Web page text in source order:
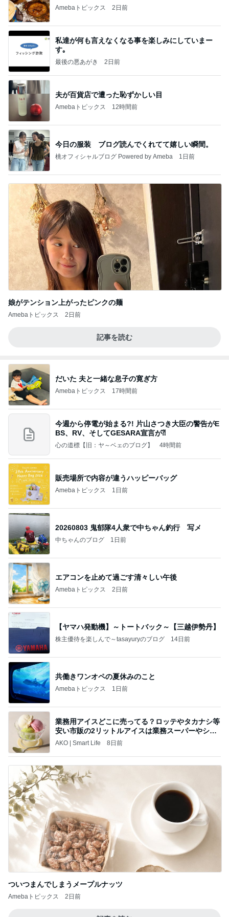
Amebaトピックス 2日前
私達が何も言えなくなる事を楽しみにしていまー
す｡
最後の悪あがき 2日前
夫が百貨店で遭った恥ずかしい目
Amebaトピックス 12時間前
今日の服装 ブログ読んでくれてて嬉しい瞬間。
桃オフィシャルブログ Powered by Ameba 1日前
娘がテンション上がったピンクの麺
Amebaトピックス 2日前
記事を読む
だいた 夫と一緒な息子の寛ぎ方
Amebaトピックス 17時間前
今週から停電が始まる?! 片山さつき大臣の警告がE
BS、RV、そしてGESARA宣言が⁈
心の道標【旧：ヤ～ベェのブログ】 4時間前
販売場所で内容が違うハッピーバッグ
Amebaトピックス 1日前
20260803 鬼郁隊4人衆で中ちゃん釣行 写メ
中ちゃんのブログ 1日前
エアコンを止めて過ごす清々しい午後
Amebaトピックス 2日前
【ヤマハ発動機】～トートバック～【三越伊勢丹】
株主優待を楽しんで～tasayuryのブログ 14日前
共働きワンオペの夏休みのこと
Amebaトピックス 1日前
業務用アイスどこに売ってる？ロッテやタカナシ等
安い市販の2リットルアイスは業務スーパーやシャ
トレ
AKO | Smart Life 8日前
ついつまんでしまうメープルナッツ
Amebaトピックス 2日前